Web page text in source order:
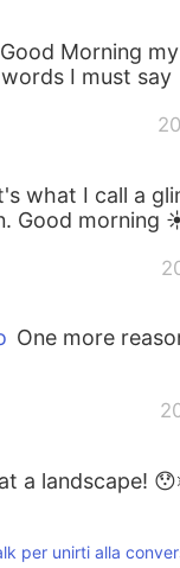
Good Morning
I must
what I call a
Good morning
One more
a landscape!
per unirti alla